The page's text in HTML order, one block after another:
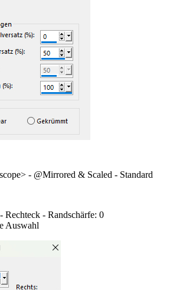
- @Mirrored & Scaled - Standard
- Randschärfe: 0
Auswahl